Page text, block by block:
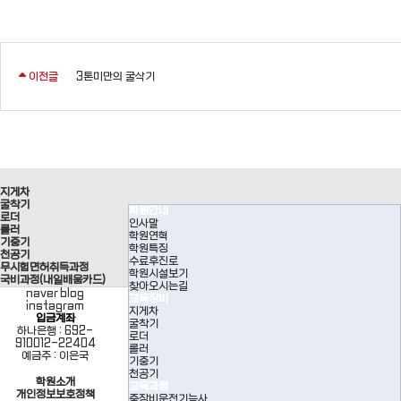
이전글 3톤미만의 굴삭기
학원안내
인사말
학원연혁
학원특징
수료후진로
학원시설보기
찾아오시는길
교육장비
지게차
굴착기
로더
롤러
기중기
천공기
교육과정
지게차
굴착기
로더
롤러
기중기
천공기
무시험면허취득과정
국비과정(내일배움카드)
naver blog
instagram
입금계좌
하나은행 : 692-
910012-22404
예금주 : 이은국
학원소개
개인정보보호정책